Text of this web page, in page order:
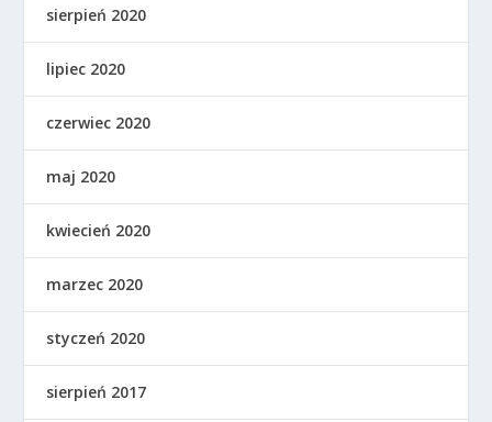
sierpień 2020
lipiec 2020
czerwiec 2020
maj 2020
kwiecień 2020
marzec 2020
styczeń 2020
sierpień 2017